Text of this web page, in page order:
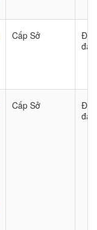
Cấp Sở
Đất
đai
Cấp Sở
Đất
đai